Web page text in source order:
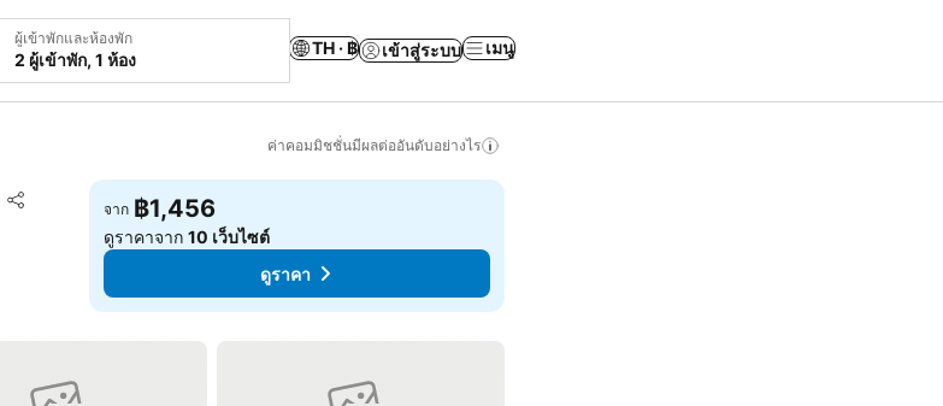
ผู้เข้าพักและห้องพัก
2 ผู้เข้าพัก, 1 ห้อง
TH · ฿ เข้าสู่ระบบ เมนู
ค่าคอมมิชชั่นมีผลต่ออันดับอย่างไร
แชร์
เพิ่มในรายการโปรด
จาก ฿1,456
ดูราคาจาก10 เว็บไซต์
ดูราคา